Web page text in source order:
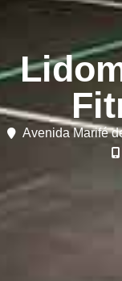
Avenida Marifé